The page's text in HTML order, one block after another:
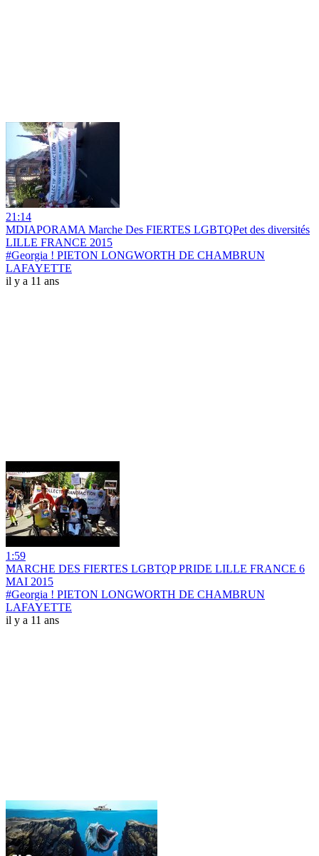
21:14
MDIAPORAMA Marche Des FIERTES LGBTQPet des diversités
LILLE FRANCE 2015
#Georgia ! PIETON LONGWORTH DE CHAMBRUN
LAFAYETTE
il y a 11 ans
1:59
MARCHE DES FIERTES LGBTQP PRIDE LILLE FRANCE 6
MAI 2015
#Georgia ! PIETON LONGWORTH DE CHAMBRUN
LAFAYETTE
il y a 11 ans